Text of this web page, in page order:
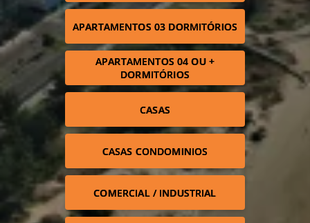
APARTAMENTOS 03 DORMITÓRIOS
APARTAMENTOS 04 OU +
DORMITÓRIOS
CASAS
CASAS CONDOMINIOS
COMERCIAL / INDUSTRIAL